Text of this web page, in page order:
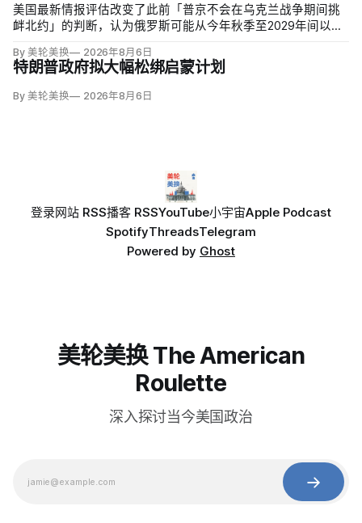
美国最新情报评估改变了此前「普京不会在乌克兰战争期间挑
衅北约」的判断，认为俄罗斯可能从今年秋季至2029年间以网
限陆地入侵仍属低概率，但风险随时间上升；俄军导弹落入波
兰、无人机进入罗马尼亚已被视为前兆。
By 美轮美换 2026年8月6日
特朗普政府拟大幅松绑启蒙计划
By 美轮美换 2026年8月6日
登录网站 RSS播客 RSSYouTube小宇宙Apple Podcast
SpotifyThreadsTelegram
Powered by Ghost
美轮美换 The American
Roulette
深入探讨当今美国政治